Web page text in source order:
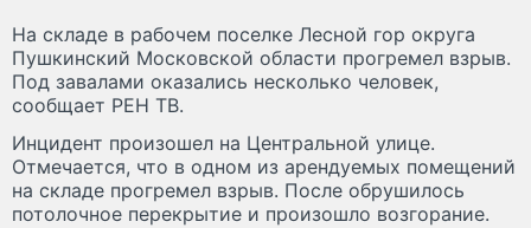
На складе в рабочем поселке Лесной гор округа
Пушкинский Московской области прогремел взрыв.
Под завалами оказались несколько человек,
сообщает РЕН ТВ.
Инцидент произошел на Центральной улице.
Отмечается, что в одном из арендуемых помещений
на складе прогремел взрыв. После обрушилось
потолочное перекрытие и произошло возгорание.